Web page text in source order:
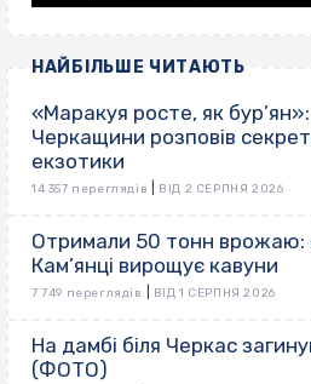
НАЙБІЛЬШЕ ЧИТАЮТЬ
«Маракуя росте, як бур’ян»:
Черкащини розповів
екзотики
14 357 переглядів ВІД 2 СЕРПНЯ 2026
Отримали 50 тонн врожаю:
Кам’янці вирощує кавуни
7 749 переглядів ВІД 1 СЕРПНЯ 2026
На дамбі біля Черкас
(ФОТО)